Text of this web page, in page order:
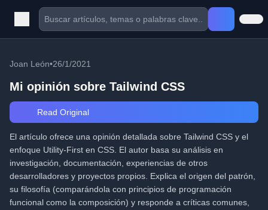
Joan León•26/1/2021
Mi opinión sobre Tailwind CSS
Read Original
El artículo ofrece una opinión detallada sobre Tailwind CSS y el
enfoque Utility-First en CSS. El autor basa su análisis en
investigación, documentación, experiencias de otros
desarrolladores y proyectos propios. Explica el origen del patrón,
su filosofía (comparándola con principios de programación
funcional como la composición) y responde a críticas comunes,